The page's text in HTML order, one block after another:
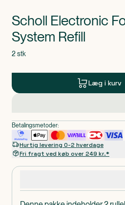
Scholl Electronic
System Refill
2 stk
Læg i kurv
Betalingsmetoder:
Hurtig levering 0-2 hverdage
Fri fragt ved køb over 249 kr.*